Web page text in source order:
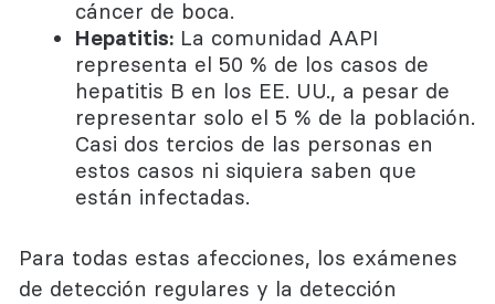
cáncer de boca.
Hepatitis: La comunidad AAPI
representa el 50 % de los casos de
hepatitis B en los EE. UU., a pesar de
representar solo el 5 % de la población.
Casi dos tercios de las personas en
estos casos ni siquiera saben que
están infectadas.
Para todas estas afecciones, los exámenes
de detección regulares y la detección